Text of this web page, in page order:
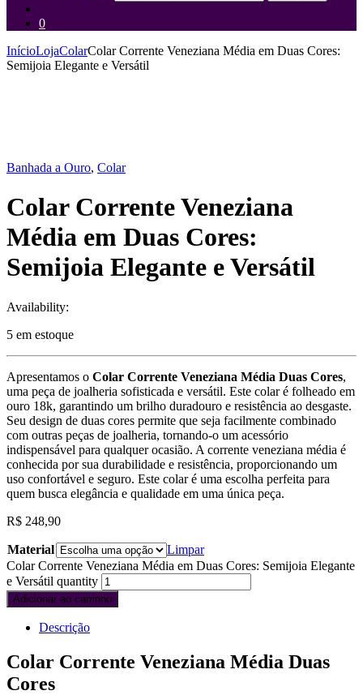
0
InícioLojaColarColar Corrente Veneziana Média em Duas Cores:
Semijoia Elegante e Versátil
Banhada a Ouro, Colar
Colar Corrente Veneziana
Média em Duas Cores:
Semijoia Elegante e Versátil
Availability:
5 em estoque
Apresentamos o Colar Corrente Veneziana Média Duas Cores,
uma peça de joalheria sofisticada e versátil. Este colar é folheado em
ouro 18k, garantindo um brilho duradouro e resistência ao desgaste.
Seu design de duas cores permite que seja facilmente combinado
com outras peças de joalheria, tornando-o um acessório
indispensável para qualquer ocasião. A corrente veneziana média é
conhecida por sua durabilidade e resistência, proporcionando um
uso confortável e seguro. Este colar é uma escolha perfeita para
quem busca elegância e qualidade em uma única peça.
R$ 248,90
Material
Limpar
Colar Corrente Veneziana Média em Duas Cores: Semijoia Elegante
e Versátil quantity
Adicionar ao carrinho
Descrição
Colar Corrente Veneziana Média Duas
Cores